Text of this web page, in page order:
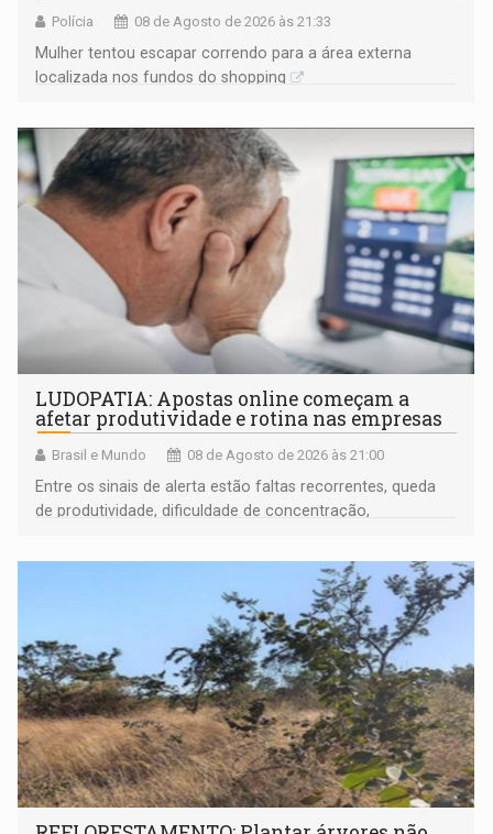
Polícia 08 de Agosto de 2026 às 21:33
Mulher tentou escapar correndo para a área externa
localizada nos fundos do shopping
LUDOPATIA: Apostas online começam a
afetar produtividade e rotina nas empresas
Brasil e Mundo 08 de Agosto de 2026 às 21:00
Entre os sinais de alerta estão faltas recorrentes, queda
de produtividade, dificuldade de concentração,